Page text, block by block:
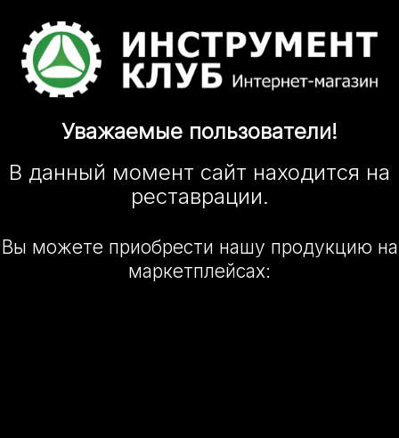
Уважаемые пользователи!
В данный момент сайт находится на
реставрации.
Вы можете приобрести нашу продукцию на
маркетплейсах: